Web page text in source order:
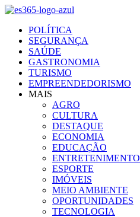
Ir
conteúdo
POLÍTICA
SEGURANÇA
SAÚDE
GASTRONOMIA
TURISMO
EMPREENDEDORISMO
MAIS
AGRO
CULTURA
DESTAQUE
ECONOMIA
EDUCAÇÃO
ENTRETENIMENTO
ESPORTE
IMÓVEIS
MEIO AMBIENTE
OPORTUNIDADES
TECNOLOGIA